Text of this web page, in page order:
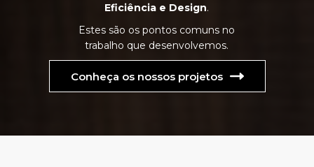
Eficiência e Design.
Estes são os pontos comuns no
trabalho que desenvolvemos.
Conheça os nossos projetos